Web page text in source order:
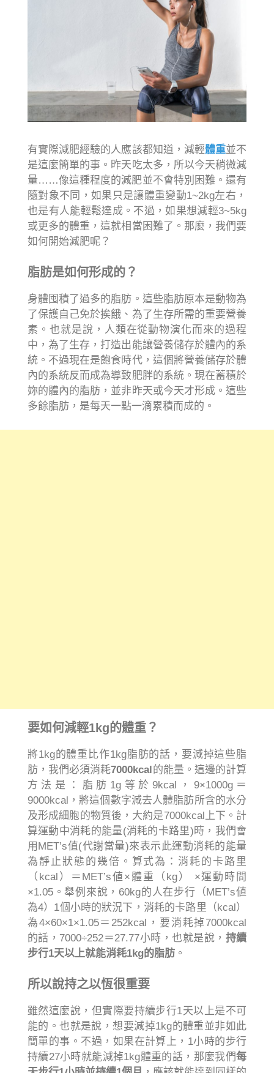
有實際減肥經驗的人應該都知道，減輕體重並不
是這麼簡單的事。昨天吃太多，所以今天稍微減
量……像這種程度的減肥並不會特別困難。還有
隨對象不同，如果只是讓體重變動1~2kg左右，
也是有人能輕鬆達成。不過，如果想減輕3~5kg
或更多的體重，這就相當困難了。那麼，我們要
如何開始減肥呢？
脂肪是如何形成的？
身體囤積了過多的脂肪。這些脂肪原本是動物為
了保護自己免於挨餓、為了生存所需的重要營養
素。也就是說，人類在從動物演化而來的過程
中，為了生存，打造出能讓營養儲存於體內的系
統。不過現在是飽食時代，這個將營養儲存於體
內的系統反而成為導致肥胖的系統。現在蓄積於
妳的體內的脂肪，並非昨天或今天才形成。這些
多餘脂肪，是每天一點一滴累積而成的。
要如何減輕1kg的體重？
將1kg的體重比作1kg脂肪的話，要減掉這些脂
肪，我們必須消耗7000kcal的能量。這邊的計算
方法是：脂肪1g等於9kcal，9×1000g＝
9000kcal，將這個數字減去人體脂肪所含的水分
及形成細胞的物質後，大約是7000kcal上下。計
算運動中消耗的能量(消耗的卡路里)時，我們會
用MET’s值(代謝當量)來表示此運動消耗的能量
為靜止狀態的幾倍。算式為：消耗的卡路里
（kcal）＝MET’s値×體重（kg） ×運動時間
×1.05。舉例來說，60kg的人在步行（MET’s値
為4）1個小時的狀況下，消耗的卡路里（kcal）
為4×60×1×1.05＝252kcal，要消耗掉7000kcal
的話，7000÷252＝27.77小時，也就是說， 持續
步行1天以上就能消耗1kg的脂肪。
所以說持之以恆很重要
雖然這麼說，但實際要持續步行1天以上是不可
能的。也就是說，想要減掉1kg的體重並非如此
簡單的事。不過，如果在計算上，1小時的步行
持續27小時就能減掉1kg體重的話，那麼我們每